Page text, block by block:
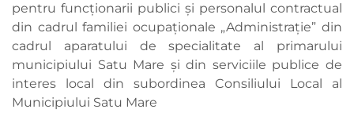
pentru funcţionarii publici şi personalul contractual
din cadrul familiei ocupaţionale „Administraţie” din
cadrul aparatului de specialitate al primarului
municipiului Satu Mare şi din serviciile publice de
interes local din subordinea Consiliului Local al
Municipiului Satu Mare